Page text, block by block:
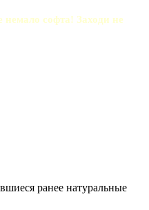
софта! Заходи не
ранее натуральные